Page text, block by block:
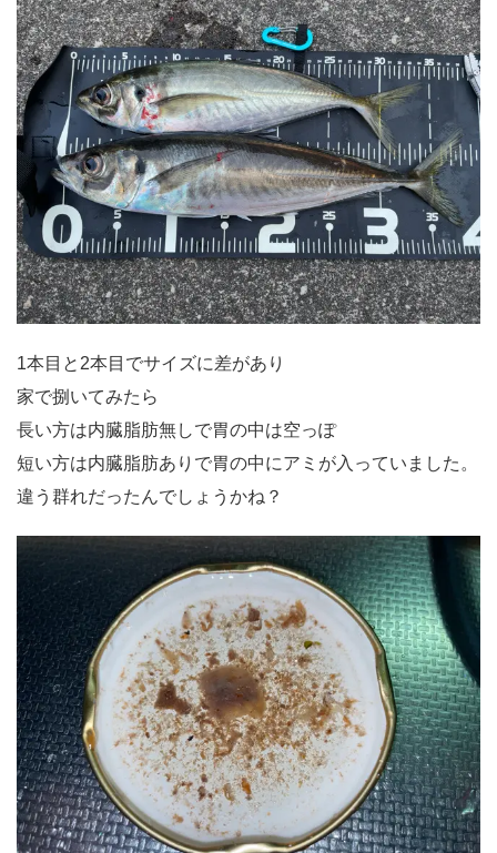
1本目と2本目でサイズに差があり
家で捌いてみたら
長い方は内臓脂肪無しで胃の中は空っぽ
短い方は内臓脂肪ありで胃の中にアミが入っていました。
違う群れだったんでしょうかね？